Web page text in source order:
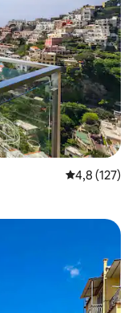
Évaluation
4,8 (127)